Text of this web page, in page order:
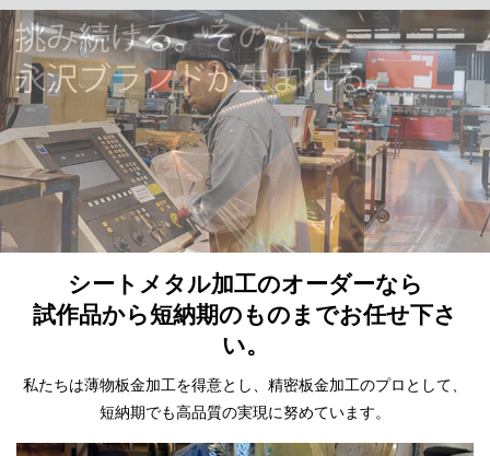
シートメタル加工のオーダーなら
試作品から短納期のものまでお任せ下さ
い。
私たちは薄物板金加工を得意とし、精密板金加工のプロとして、
短納期でも高品質の実現に努めています。